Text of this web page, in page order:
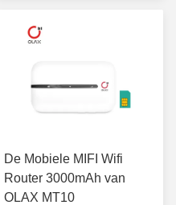
De Mobiele MIFI Wifi
Router 3000mAh van
OLAX MT10